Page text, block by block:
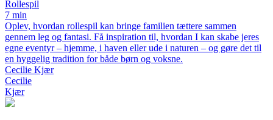
Rollespil
7 min
Oplev, hvordan rollespil kan bringe familien tættere sammen
gennem leg og fantasi. Få inspiration til, hvordan I kan skabe jeres
egne eventyr – hjemme, i haven eller ude i naturen – og gøre det til
en hyggelig tradition for både børn og voksne.
Cecilie Kjær
Cecilie
Kjær